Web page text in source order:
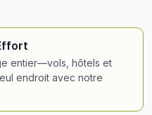
entier—vols, hôtels et
endroit avec notre